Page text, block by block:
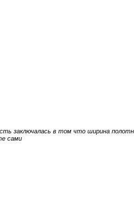
заключалась в том что ширина
сами